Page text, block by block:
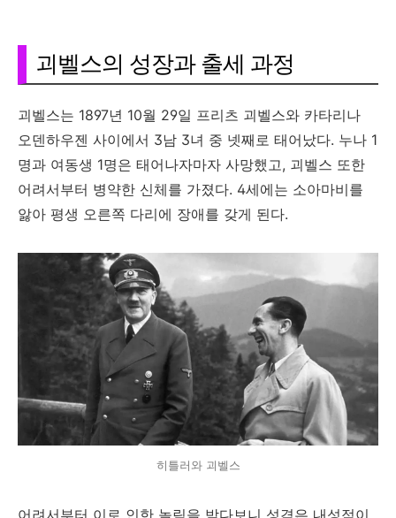
괴벨스의 성장과 출세 과정
괴벨스는 1897년 10월 29일 프리츠 괴벨스와 카타리나
오덴하우젠 사이에서 3남 3녀 중 넷째로 태어났다. 누나 1
명과 여동생 1명은 태어나자마자 사망했고, 괴벨스 또한
어려서부터 병약한 신체를 가졌다. 4세에는 소아마비를
앓아 평생 오른쪽 다리에 장애를 갖게 된다.
히틀러와 괴벨스
어려서부터 이로 인한 놀림을 받다보니 성격은 내성적이